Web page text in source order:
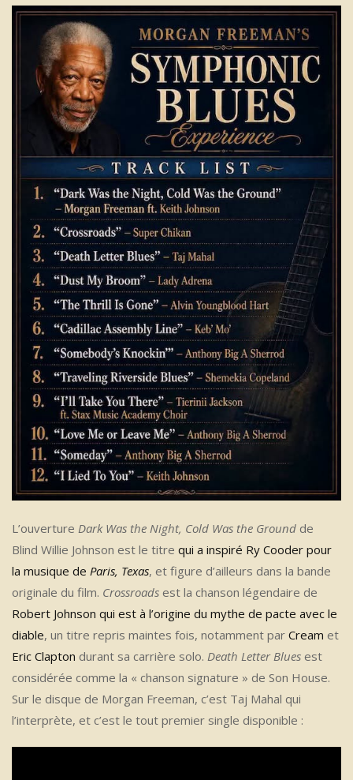
L’ouverture Dark Was the Night, Cold Was the Ground de
Blind Willie Johnson est le titre qui a inspiré Ry Cooder pour
la musique de Paris, Texas, et figure d’ailleurs dans la bande
originale du film. Crossroads est la chanson légendaire de
Robert Johnson qui est à l’origine du mythe de pacte avec le
diable, un titre repris maintes fois, notamment par Cream et
Eric Clapton durant sa carrière solo. Death Letter Blues est
considérée comme la « chanson signature » de Son House.
Sur le disque de Morgan Freeman, c’est Taj Mahal qui
l’interprète, et c’est le tout premier single disponible :